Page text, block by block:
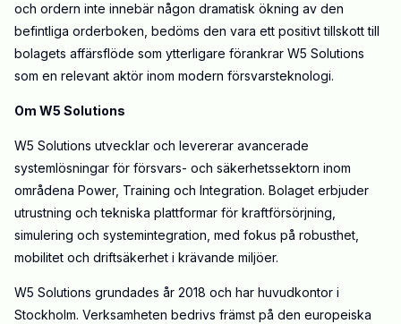
och ordern inte innebär någon dramatisk ökning av den
befintliga orderboken, bedöms den vara ett positivt tillskott till
bolagets affärsflöde som ytterligare förankrar W5 Solutions
som en relevant aktör inom modern försvarsteknologi.
Om W5 Solutions
W5 Solutions utvecklar och levererar avancerade
systemlösningar för försvars- och säkerhetssektorn inom
områdena Power, Training och Integration. Bolaget erbjuder
utrustning och tekniska plattformar för kraftförsörjning,
simulering och systemintegration, med fokus på robusthet,
mobilitet och driftsäkerhet i krävande miljöer.
W5 Solutions grundades år 2018 och har huvudkontor i
Stockholm. Verksamheten bedrivs främst på den europeiska